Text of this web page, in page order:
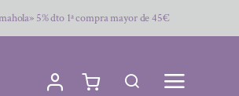
5% dto 1ª compra mayor de 45€